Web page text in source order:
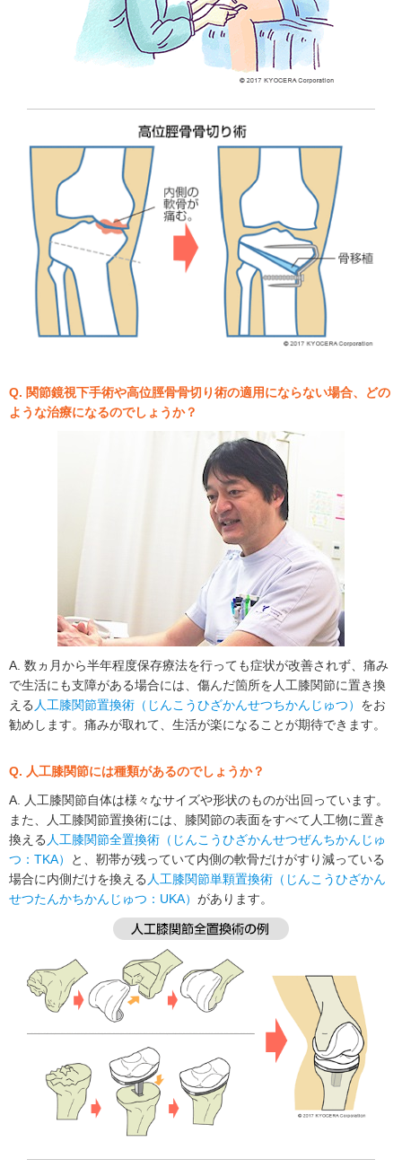
Q. 関節鏡視下手術や高位脛骨骨切り術の適用にならない場合、どの
ような治療になるのでしょうか？
A. 数ヵ月から半年程度保存療法を行っても症状が改善されず、痛み
で生活にも支障がある場合には、傷んだ箇所を人工膝関節に置き換
える 人工膝関節置換術（じんこうひざかんせつちかんじゅつ） をお
勧めします。痛みが取れて、生活が楽になることが期待できます。
Q. 人工膝関節には種類があるのでしょうか？
A. 人工膝関節自体は様々なサイズや形状のものが出回っています。
また、人工膝関節置換術には、膝関節の表面をすべて人工物に置き
換える 人工膝関節全置換術（じんこうひざかんせつぜんちかんじゅ
つ：TKA）
と、靭帯が残っていて内側の軟骨だけがすり減っている
場合に内側だけを換える 人工膝関節単顆置換術（じんこうひざかん
せつたんかちかんじゅつ：UKA） があります。